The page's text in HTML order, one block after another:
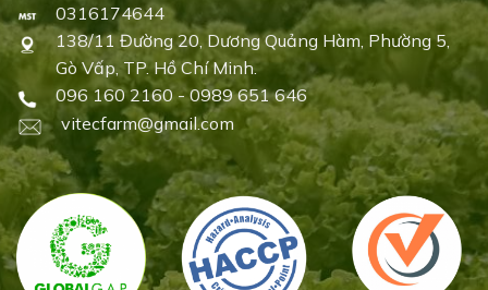
0316174644
138/11 Đường 20, Dương Quảng Hàm, Phường 5,
Gò Vấp, TP. Hồ Chí Minh.
096 160 2160 - 0989 651 646
vitecfarm@gmail.com